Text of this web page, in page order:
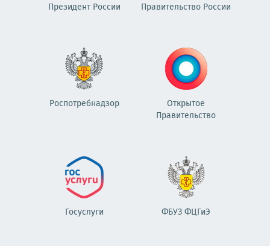
Президент России Правительство России
Роспотребнадзор
Открытое
Правительство
Госуслуги ФБУЗ ФЦГиЭ